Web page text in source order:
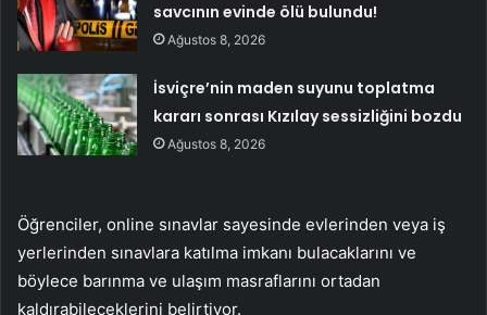
savcının evinde ölü bulundu!
Ağustos 8, 2026
İsviçre’nin maden suyunu toplatma
kararı sonrası Kızılay sessizliğini bozdu
Ağustos 8, 2026
Öğrenciler, online sınavlar sayesinde evlerinden veya iş
yerlerinden sınavlara katılma imkanı bulacaklarını ve
böylece barınma ve ulaşım masraflarını ortadan
kaldırabileceklerini belirtiyor.